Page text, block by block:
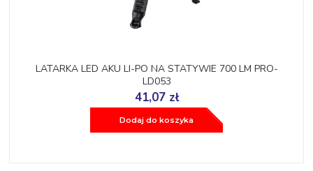
LATARKA LED AKU LI-PO NA STATYWIE 700 LM PRO-
LD053
41,07 zł
Dodaj do koszyka